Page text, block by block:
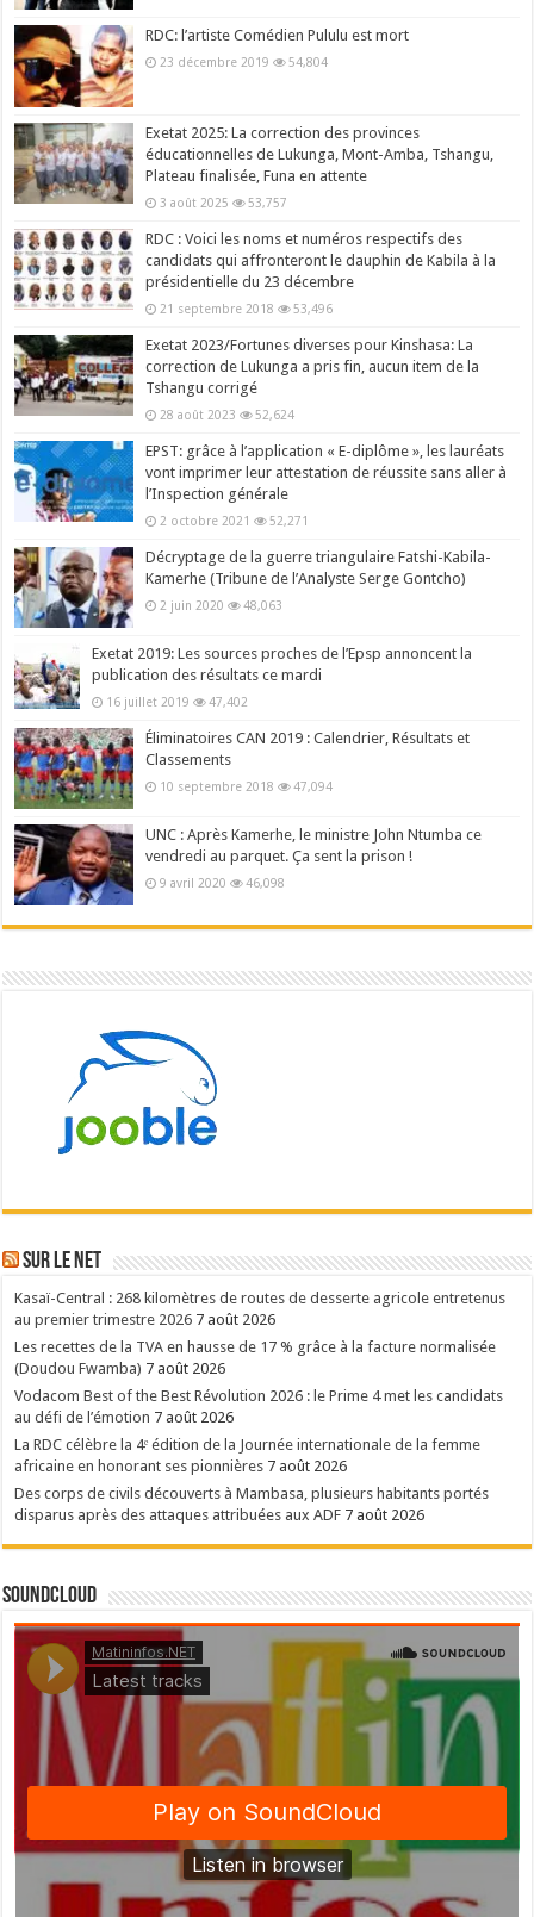
RDC: l’artiste Comédien Pululu est mort
23 décembre 2019 54,804
Exetat 2025: La correction des provinces
éducationnelles de Lukunga, Mont-Amba, Tshangu,
Plateau finalisée, Funa en attente
3 août 2025 53,757
RDC : Voici les noms et numéros respectifs des
candidats qui affronteront le dauphin de Kabila à la
présidentielle du 23 décembre
21 septembre 2018 53,496
Exetat 2023/Fortunes diverses pour Kinshasa: La
correction de Lukunga a pris fin, aucun item de la
Tshangu corrigé
28 août 2023 52,624
EPST: grâce à l’application « E-diplôme », les lauréats
vont imprimer leur attestation de réussite sans aller à
l’Inspection générale
2 octobre 2021 52,271
Décryptage de la guerre triangulaire Fatshi-Kabila-
Kamerhe (Tribune de l’Analyste Serge Gontcho)
2 juin 2020 48,063
Exetat 2019: Les sources proches de l’Epsp annoncent la
publication des résultats ce mardi
16 juillet 2019 47,402
Éliminatoires CAN 2019 : Calendrier, Résultats et
Classements
10 septembre 2018 47,094
UNC : Après Kamerhe, le ministre John Ntumba ce
vendredi au parquet. Ça sent la prison !
9 avril 2020 46,098
Sur le NET
Kasaï-Central : 268 kilomètres de routes de desserte agricole entretenus
au premier trimestre 2026 7 août 2026
Les recettes de la TVA en hausse de 17 % grâce à la facture normalisée
(Doudou Fwamba) 7 août 2026
Vodacom Best of the Best Révolution 2026 : le Prime 4 met les candidats
au défi de l’émotion 7 août 2026
La RDC célèbre la 4ᵉ édition de la Journée internationale de la femme
africaine en honorant ses pionnières 7 août 2026
Des corps de civils découverts à Mambasa, plusieurs habitants portés
disparus après des attaques attribuées aux ADF 7 août 2026
SoundCloud